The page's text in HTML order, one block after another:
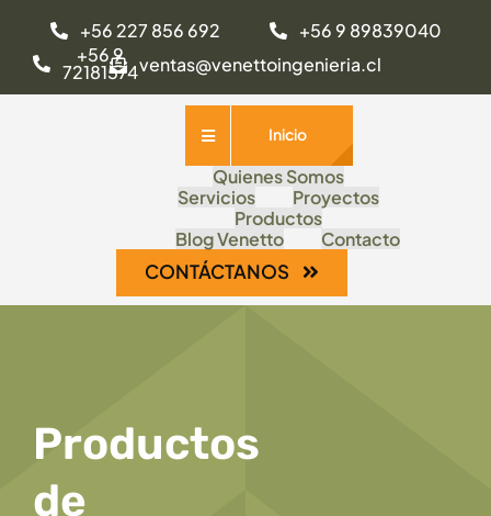
contenido
+56 227 856 692
+56 9 89839040
+56 9
72181574ventas@venettoingenieria.cl
Inicio
Quienes Somos
Servicios
Proyectos
Productos
Blog Venetto
Contacto
CONTÁCTANOS
Productos
de